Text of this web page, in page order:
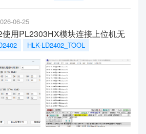
06-25
用PL2303HX模块连接上位机无
HLK-LD2402_TOOL